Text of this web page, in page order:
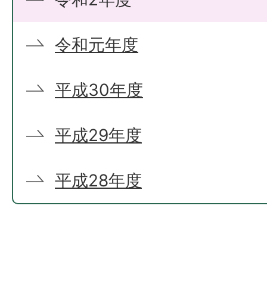
令和元年度
平成30年度
平成29年度
平成28年度